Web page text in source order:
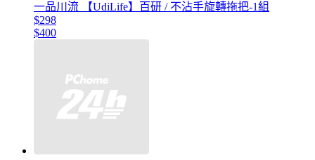
一品川流 【UdiLife】百研 / 不沾手旋轉拖把-1組
$298
$400